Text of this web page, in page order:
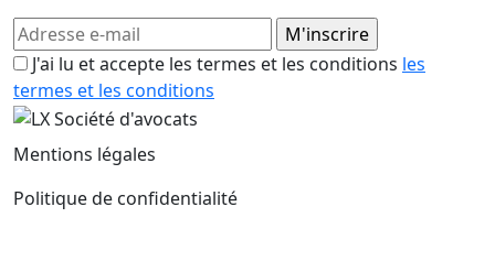
J'ai lu et accepte les termes et les conditions les
termes et les conditions
Mentions légales
Politique de confidentialité